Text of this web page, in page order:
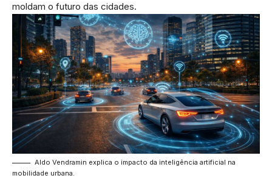
moldam o futuro das cidades.
Aldo Vendramin explica o impacto da inteligência artificial na
mobilidade urbana.